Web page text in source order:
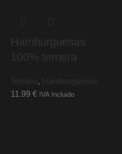
Hamburguesas
100% ternera
Ternera, Hamburguesas
11.99 € IVA Incluido